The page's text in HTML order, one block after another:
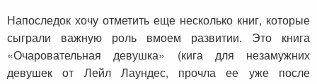
Напоследок хочу отметить еще несколько книг, которые
сыграли важную роль вмоем развитии. Это книга
«Очаровательная девушка» (кига для незамужних
девушек от Лейл Лаундес, прочла ее уже после